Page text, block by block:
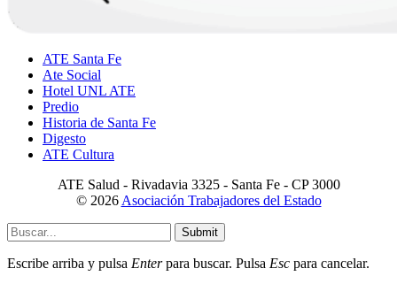
ATE Santa Fe
Ate Social
Hotel UNL ATE
Predio
Historia de Santa Fe
Digesto
ATE Cultura
ATE Salud - Rivadavia 3325 - Santa Fe - CP 3000
© 2026 Asociación Trabajadores del Estado
Submit
Escribe arriba y pulsa Enterpara buscar. Pulsa Esc para cancelar.